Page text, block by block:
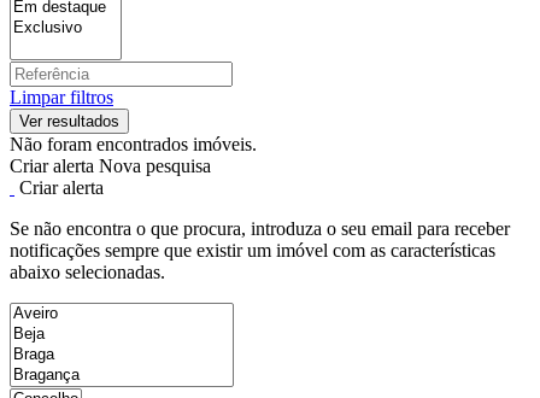
Limpar filtros
Não foram encontrados imóveis.
Criar alerta Nova pesquisa
Criar alerta
Se não encontra o que procura, introduza o seu email para receber
notificações sempre que existir um imóvel com as características
abaixo selecionadas.